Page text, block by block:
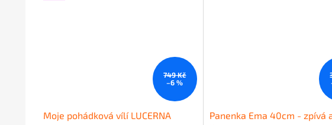
749 Kč
–6 %
Moje pohádková vílí LUCERNA
Panenka Ema 40cm - zpívá